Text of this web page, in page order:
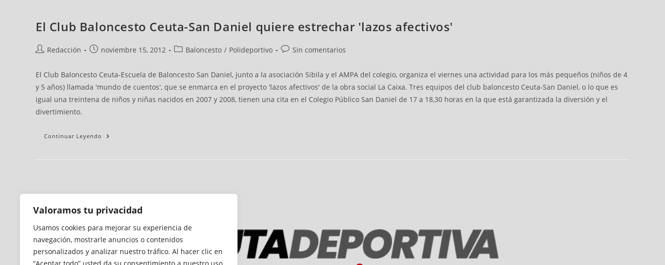
Valoramos tu privacidad
Usamos cookies para mejorar su experiencia de
navegación, mostrarle anuncios o contenidos
personalizados y analizar nuestro tráfico. Al hacer clic en
El Club Baloncesto Ceuta-San Daniel quiere estrechar 'lazos afectivos'
Redacción noviembre 15, 2012 Baloncesto / Polideportivo Sin comentarios
El Club Baloncesto Ceuta-Escuela de Baloncesto San Daniel, junto a la asociación Sibila y el AMPA del colegio, organiza el viernes una actividad para los más pequeños (niños de 4
y 5 años) llamada 'mundo de cuentos', que se enmarca en el proyecto 'lazos afectivos' de la obra social La Caixa. Tres equipos del club baloncesto Ceuta-San Daniel, o lo que es
igual una treintena de niños y niñas nacidos en 2007 y 2008, tienen una cita en el Colegio Público San Daniel de 17 a 18,30 horas en la que está garantizada la diversión y el
divertimiento.
Continuar Leyendo